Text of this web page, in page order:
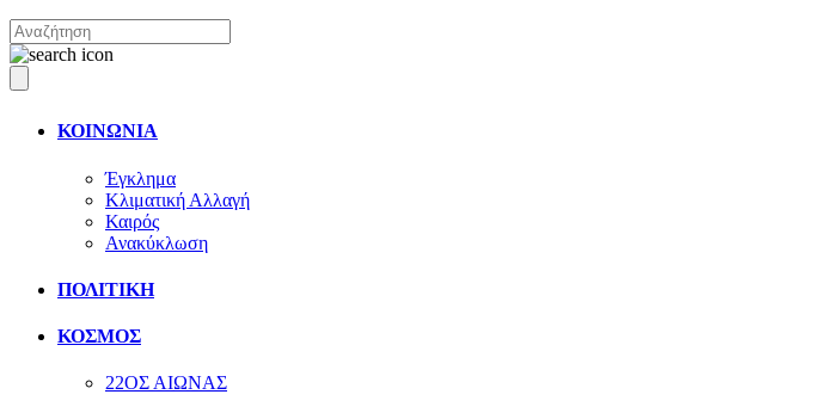
ΚΟΙΝΩΝΙΑ
Έγκλημα
Κλιματική Αλλαγή
Καιρός
Ανακύκλωση
ΠΟΛΙΤΙΚΗ
ΚΟΣΜΟΣ
22ΟΣ ΑΙΩΝΑΣ